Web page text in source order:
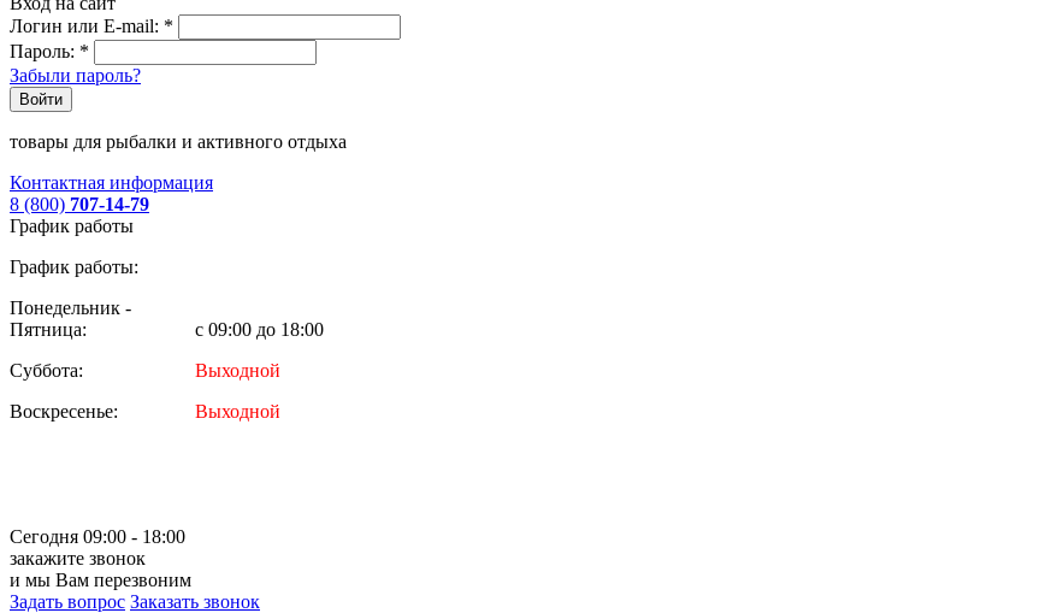
Логин или E-mail: *
Пароль: *
Забыли пароль?
Войти
товары для рыбалки и активного отдыха
Контактная информация
8 (800) 707-14-79
График работы
График работы:
Понедельник -
Пятница:
с 09:00 до 18:00
Суббота:
Выходной
Воскресенье:
Выходной
Сегодня 09:00 - 18:00
закажите звонок
и мы Вам перезвоним
Задать вопрос Заказать звонок